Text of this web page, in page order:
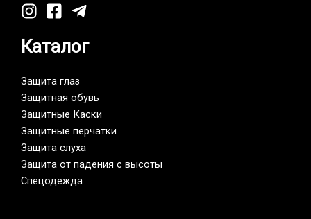
Каталог
Защита глаз
Защитная обувь
Защитные Каски
Защитные перчатки
Защита слуха
Защита от падения с высоты
Спецодежда